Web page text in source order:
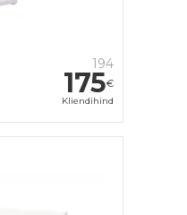
194
175€
Kliendihind